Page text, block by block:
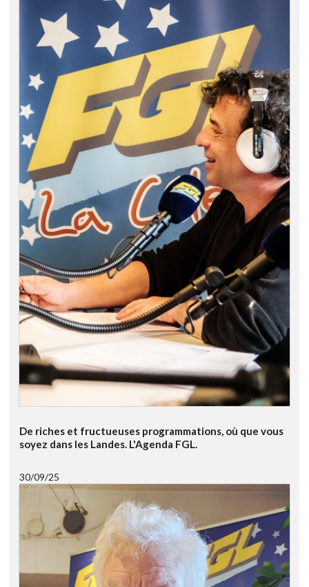
De riches et fructueuses programmations, où que vous
soyez dans les Landes. L'Agenda FGL.
30/09/25